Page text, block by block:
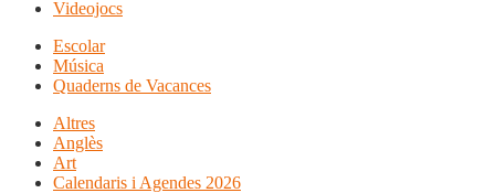
Videojocs
Escolar
Música
Quaderns de Vacances
Altres
Anglès
Art
Calendaris i Agendes 2026